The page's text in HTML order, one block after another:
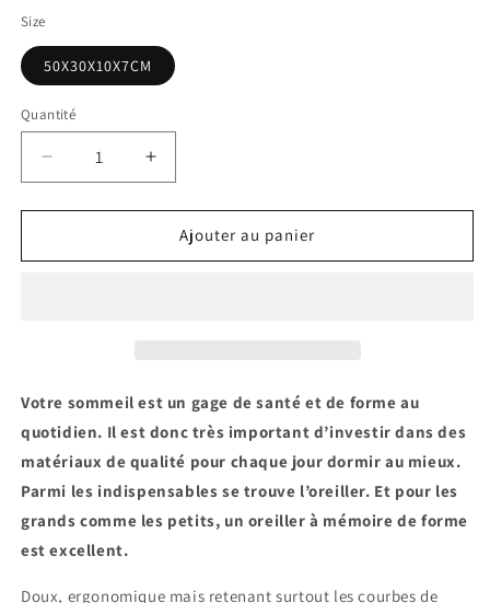
Size
50X30X10X7CM
Quantité
Réduire
la
quantité
Oreiller
Augmenter
la
quantité
Oreiller
Ajouter au panier
Votre sommeil est un gage de santé et de forme au
quotidien. Il est donc très important d’investir dans des
matériaux de qualité pour chaque jour dormir au mieux.
Parmi les indispensables se trouve l’oreiller. Et pour les
grands comme les petits, un oreiller à mémoire de forme
est excellent.
Doux, ergonomique mais retenant surtout les courbes de